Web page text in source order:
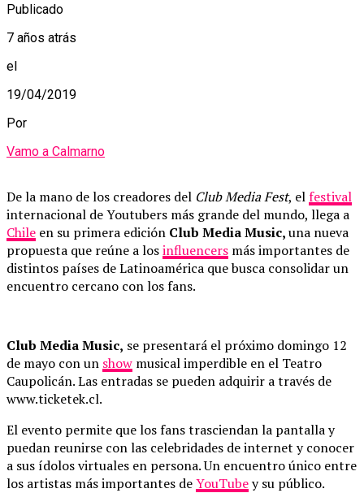
Publicado
7 años atrás
el
19/04/2019
Por
Vamo a Calmarno
De la mano de los creadores del Club Media Fest, elfestival
internacional de Youtubers más grande del mundo, llega a
Chile en su primera edición Club Media Music,una nueva
propuesta que reúne a losinfluencers más importantes de
distintos países de Latinoamérica que busca consolidar un
encuentro cercano con los fans.
Club Media Music, se presentará el próximo domingo 12
de mayo con un show musical imperdible en el Teatro
Caupolicán. Las entradas se pueden adquirir a través de
www.ticketek.cl.
El evento permite que los fans trasciendan la pantalla y
puedan reunirse con las celebridades de internet y conocer
a sus ídolos virtuales en persona. Un encuentro único entre
los artistas más importantes deYouTubey su público.